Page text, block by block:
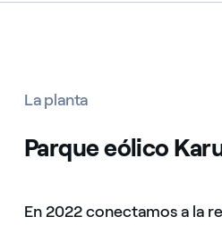
La planta
Parque eólico
En 2022 conectamos a la